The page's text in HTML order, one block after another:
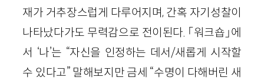
재가 거추장스럽게 다루어지며, 간혹 자기성찰이
나타났다가도 무력감으로 전이된다. 「워크숍」에
서 ‘나’는 “자신을 인정하는 데서/새롭게 시작할
수 있다고” 말해보지만 금세 “수명이 다해버린 새